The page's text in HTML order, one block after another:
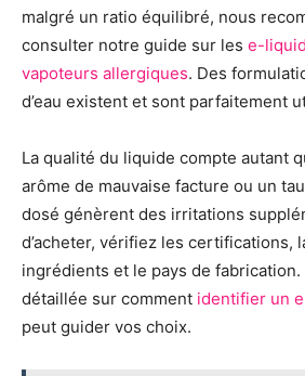
malgré un ratio équilibré, nous
consulter notre guide sur les e-
vapoteurs allergiques. Des
d’eau existent et sont parfaitement
La qualité du liquide compte autant
arôme de mauvaise facture ou un
dosé génèrent des irritations
d’acheter, vérifiez les certifications,
ingrédients et le pays de fabrication.
détaillée sur comment identifier un
peut guider vos choix.